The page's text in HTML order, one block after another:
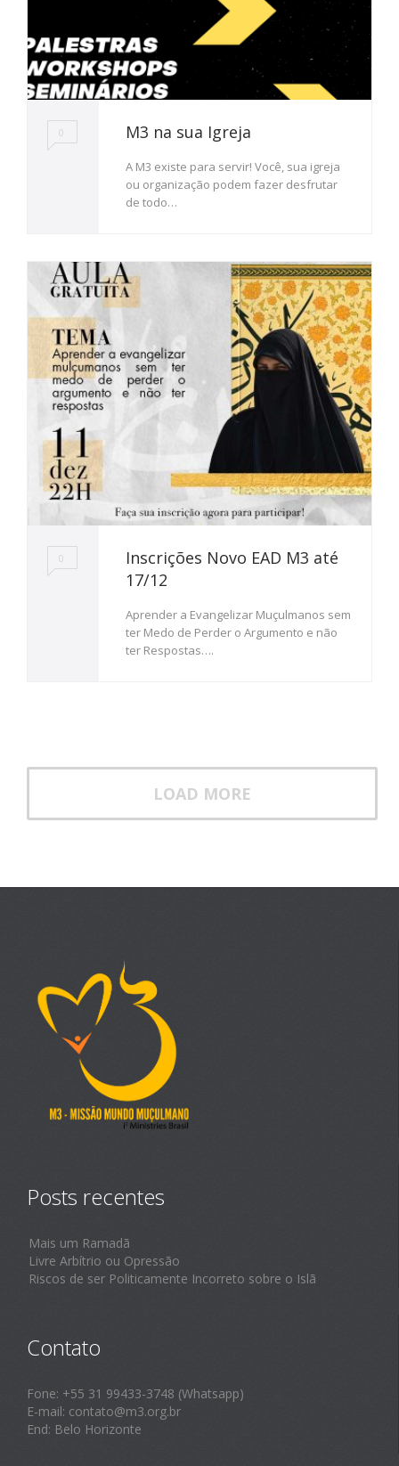
0 M3 na sua Igreja
A M3 existe para servir! Você, sua igreja
ou organização podem fazer desfrutar
de todo…
0
Inscrições Novo EAD M3 até
17/12
Aprender a Evangelizar Muçulmanos sem
ter Medo de Perder o Argumento e não
ter Respostas….
LOAD MORE
Posts recentes
Mais um Ramadã
Livre Arbítrio ou Opressão
Riscos de ser Politicamente Incorreto sobre o Islã
Contato
Fone: +55 31 99433-3748 (Whatsapp)
E-mail: contato@m3.org.br
End: Belo Horizonte